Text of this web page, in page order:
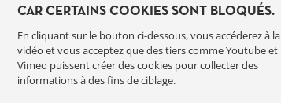
CAR CERTAINS COOKIES SONT BLOQUÉS.
En cliquant sur le bouton ci-dessous, vous accéderez à la
vidéo et vous acceptez que des tiers comme Youtube et
Vimeo puissent créer des cookies pour collecter des
informations à des fins de ciblage.